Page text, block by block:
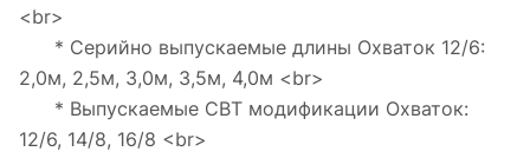
<br>
* Серийно выпускаемые длины Охваток 12/6:
2,0м, 2,5м, 3,0м, 3,5м, 4,0м <br>
* Выпускаемые СВТ модификации Охваток:
12/6, 14/8, 16/8 <br>